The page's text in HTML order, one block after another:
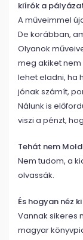
kiírók a
A műveimmel
De korábban,
Olyanok
meg akiket
lehet eladni, ha
jónak számít,
Nálunk is
viszi a pénzt,
Tehát nem
Nem tudom, a
olvassák.
És hogyan néz
Vannak sikeres
magyar